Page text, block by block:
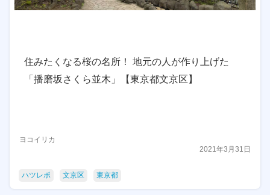
住みたくなる桜の名所！ 地元の人が作り上げた
「播磨坂さくら並木」【東京都文京区】
ヨコイリカ
2021年3月31日
ハツレポ 文京区 東京都